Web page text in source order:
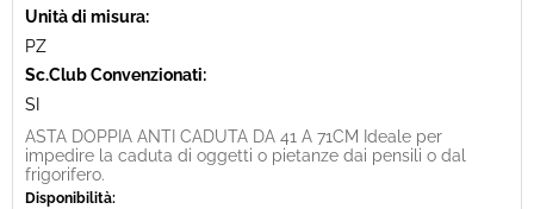
Unità di misura:
PZ
Sc.Club Convenzionati:
SI
ASTA DOPPIA ANTI CADUTA DA 41 A 71CM Ideale per
impedire la caduta di oggetti o pietanze dai pensili o dal
frigorifero.
Disponibilità: